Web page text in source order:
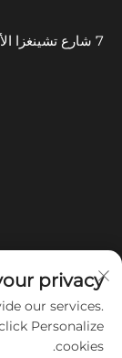
privacy
our services.
Personalize
cookies.